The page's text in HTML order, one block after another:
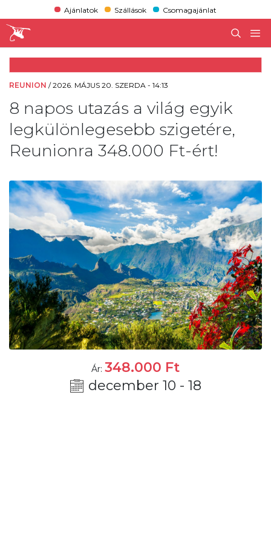
Ajánlatok Szállások Csomagajánlat
REUNION /2026. MÁJUS 20. SZERDA - 14:13
8 napos utazás a világ egyik
legkülönlegesebb szigetére,
Reunionra 348.000 Ft-ért!
Ár: 348.000 Ft
december 10 - 18